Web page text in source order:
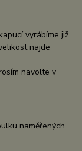
vyrábíme již
najde
navolte v
naměřených